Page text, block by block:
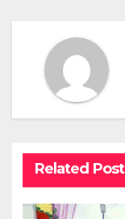
Related Post